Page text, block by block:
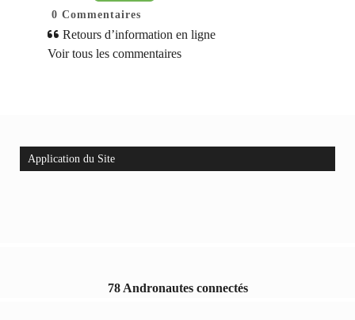
0 Commentaires
Retours d’information en ligne
Voir tous les commentaires
Application du Site
78 Andronautes connectés